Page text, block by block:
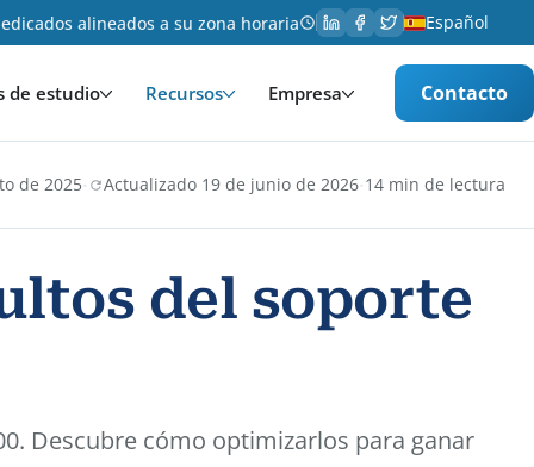
alineados a su zona horaria Español
de estudio Recursos Empresa Contacto
de 2025· Actualizado 19 de junio de 2026·14 min de lectura
del soporte
Descubre cómo optimizarlos para ganar